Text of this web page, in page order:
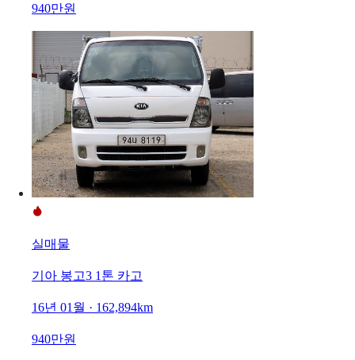
940만원
실매물
기아 봉고3 1톤 카고
16년 01월 · 162,894km
940만원